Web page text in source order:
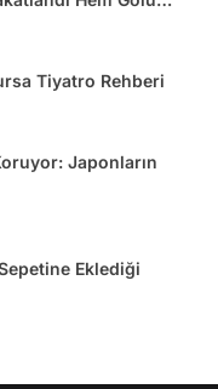
Tiyatro Rehberi
Japonların
Eklediği